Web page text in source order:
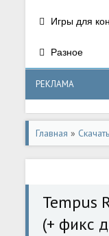
Игры для
Разное
РЕКЛАМА
Главная »
Аркады/Arcade
Tempus
(+ фикс